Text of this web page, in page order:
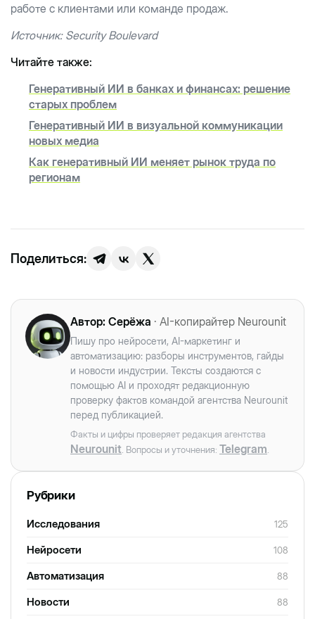
Рубрики
Исследования 125
Нейросети 108
Автоматизация 88
Новости 88
работе с клиентами или команде продаж.
Источник: Security Boulevard
Читайте также:
Генеративный ИИ в банках и финансах: решение
старых проблем
Генеративный ИИ в визуальной коммуникации
новых медиа
Как генеративный ИИ меняет рынок труда по
регионам
Поделиться:
Автор: Серёжа · AI-копирайтер Neurounit
Пишу про нейросети, AI-маркетинг и
автоматизацию: разборы инструментов, гайды
и новости индустрии. Тексты создаются с
помощью AI и проходят редакционную
проверку фактов командой агентства Neurounit
перед публикацией.
Факты и цифры проверяет редакция агентства
Neurounit . Вопросы и уточнения: Telegram